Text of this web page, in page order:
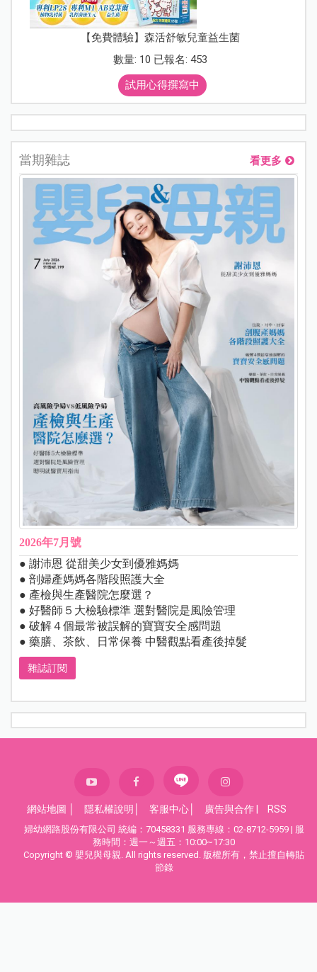
【免費體驗】森活舒敏兒童益生菌
數量: 10 已報名: 453
試用心得撰寫中
當期雜誌 看更多
2026年7月號
● 謝沛恩 從甜美少女到優雅媽媽
● 剖婦產媽媽各階段照護大全
● 產檢與生產醫院怎麼選？
● 好醫師５大檢驗標準 選對醫院是風險管理
● 破解４個最常被誤解的寶寶安全感問題
● 藥膳、茶飲、日常保養 中醫觀點看產後掉髮
雜誌訂閱
網站地圖 隱私權說明 客服中心 廣告與合作| RSS
婦幼網路股份有限公司 統編：70458331 服務專線：02-8712-5959 | 服
務時間：週一～週五：10:00~17:30
Copyright © 嬰兒與母親. All rights reserved. 版權所有，禁止擅自轉貼
節錄